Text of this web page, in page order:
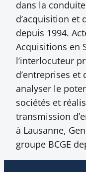
dans la
d’acquisition et
depuis 1994.
Acquisitions en
l’interlocuteur
d’entreprises
analyser le
sociétés et
transmission
à Lausanne,
groupe BCGE